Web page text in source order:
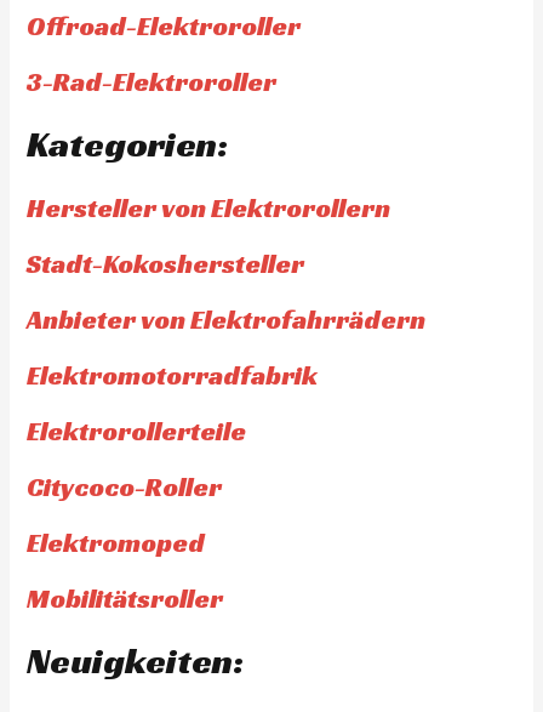
Offroad-Elektroroller
3-Rad-Elektroroller
Kategorien:
Hersteller von Elektrorollern
Stadt-Kokoshersteller
Anbieter von Elektrofahrrädern
Elektromotorradfabrik
Elektrorollerteile
Citycoco-Roller
Elektromoped
Mobilitätsroller
Neuigkeiten: